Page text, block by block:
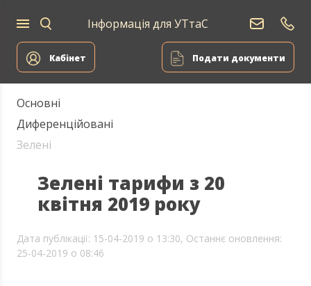
Кабінет Подати документи
Інформація для УТтаС
Електропостачання
Основні
Диференційовані
Зелені
Зелені тарифи з 20
квітня 2019 року
Дата публікації: 15-04-2019 о 13:30, Останнє оновлення:
25-04-2019 о 08:46